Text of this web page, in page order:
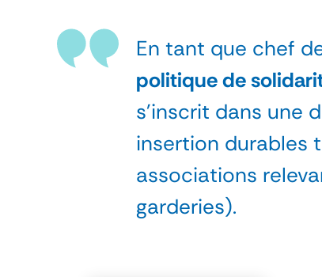
En tant que chef
politique de
s’inscrit dans une
insertion durables
associations
garderies).